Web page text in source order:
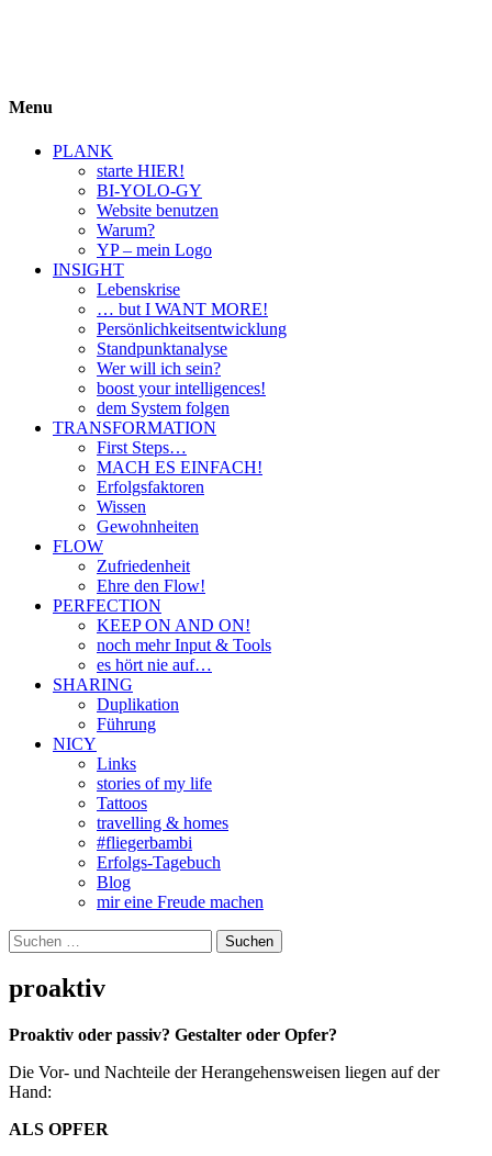
Menu
PLANK
starte HIER!
BI-YOLO-GY
Website benutzen
Warum?
YP – mein Logo
INSIGHT
Lebenskrise
… but I WANT MORE!
Persönlichkeitsentwicklung
Standpunktanalyse
Wer will ich sein?
boost your intelligences!
dem System folgen
TRANSFORMATION
First Steps…
MACH ES EINFACH!
Erfolgsfaktoren
Wissen
Gewohnheiten
FLOW
Zufriedenheit
Ehre den Flow!
PERFECTION
KEEP ON AND ON!
noch mehr Input & Tools
es hört nie auf…
SHARING
Duplikation
Führung
NICY
Links
stories of my life
Tattoos
travelling & homes
#fliegerbambi
Erfolgs-Tagebuch
Blog
mir eine Freude machen
Suchen
nach:
proaktiv
Proaktiv oder passiv? Gestalter oder Opfer?
Die Vor- und Nachteile der Herangehensweisen liegen auf der
Hand:
ALS OPFER